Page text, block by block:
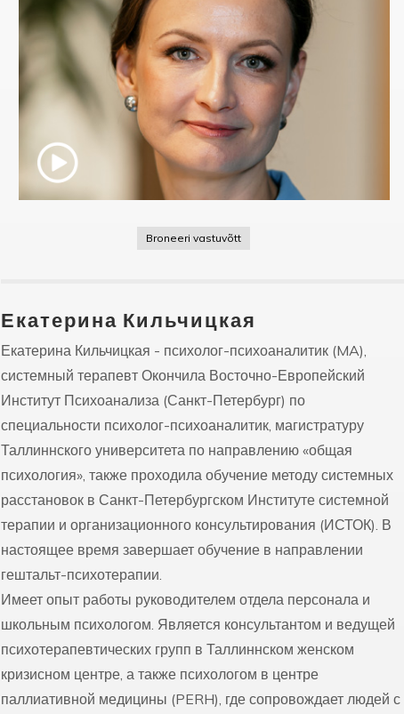
Broneeri vastuvõtt
Екатерина Кильчицкая
Екатерина Кильчицкая - психолог-психоаналитик (MA),
системный терапевт Окончила Восточно-Европейский
Институт Психоанализа (Санкт-Петербург) по
специальности психолог-психоаналитик, магистратуру
Таллиннского университета по направлению «общая
психология», также проходила обучение методу системных
расстановок в Санкт-Петербургском Институте системной
терапии и организационного консультирования (ИСТОК). В
настоящее время завершает обучение в направлении
гештальт-психотерапии.
Имеет опыт работы руководителем отдела персонала и
школьным психологом. Является консультантом и ведущей
психотерапевтических групп в Таллиннском женском
кризисном центре, а также психологом в центре
паллиативной медицины (PERH), где сопровождает людей с